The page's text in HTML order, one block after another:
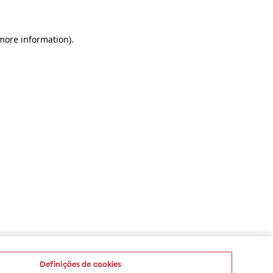
information).
Definições de cookies